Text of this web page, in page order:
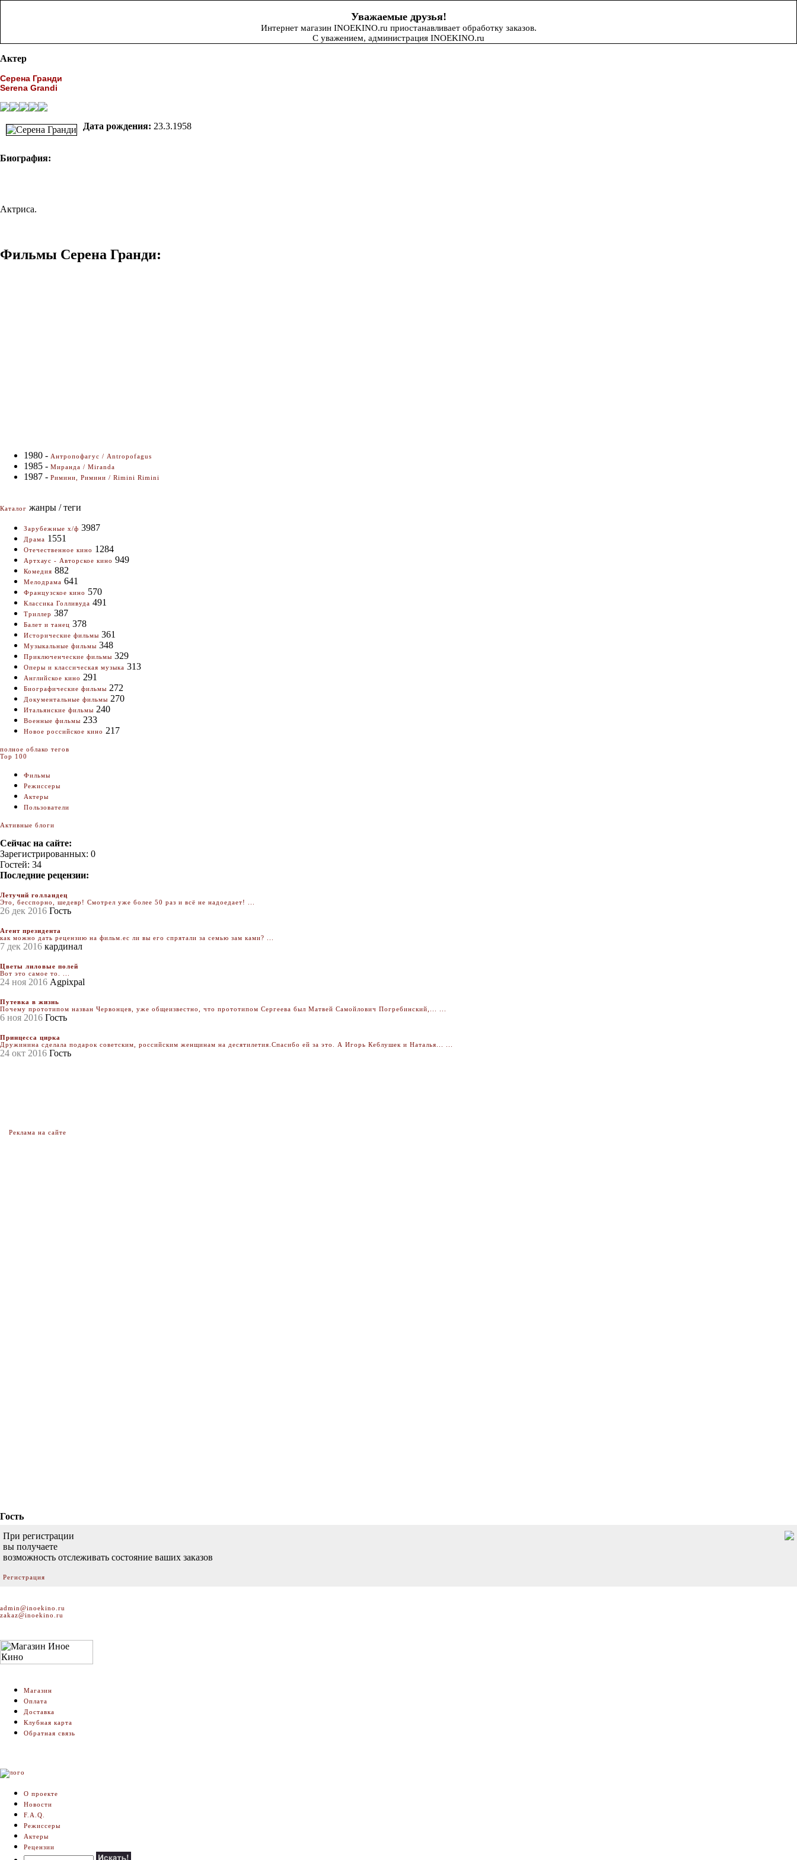
Уважаемые друзья!
Интернет магазин INOEKINO.ru приостанавливает обработку заказов.
С уважением, администрация INOEKINO.ru
Актер
Серена Гранди
Serena Grandi
Дата рождения: 23.3.1958
Биография:
Актриса.
Фильмы Серена Гранди:
1980 - Антропофагус / Antropofagus
1985 - Миранда / Miranda
1987 - Римини, Римини / Rimini Rimini
Каталог жанры / теги
Зарубежные х/ф 3987
Драма 1551
Отечественное кино 1284
Артхаус - Авторское кино 949
Комедия 882
Мелодрама 641
Французское кино 570
Классика Голливуда 491
Триллер 387
Балет и танец 378
Исторические фильмы 361
Музыкальные фильмы 348
Приключенческие фильмы 329
Оперы и классическая музыка 313
Английское кино 291
Биографические фильмы 272
Документальные фильмы 270
Итальянские фильмы 240
Военные фильмы 233
Новое российское кино 217
полное облако тегов
Top 100
Фильмы
Режиссеры
Актеры
Пользователи
Активные блоги
Сейчас на сайте:
Зарегистрированных: 0
Гостей: 34
Последние рецензии:
Летучий голландец
Это, бесспорно, шедевр! Смотрел уже более 50 раз и всё не надоедает! ...
26 дек 2016 Гость
Агент президента
как можно дать рецензию на фильм.ес ли вы его спрятали за семью зам ками? ...
7 дек 2016 кардинал
Цветы лиловые полей
Вот это самое то. ...
24 ноя 2016 Agpixpal
Путевка в жизнь
Почему прототипом назван Червонцев, уже общеизвестно, что прототипом Сергеева был Матвей Самойлович Погребинский,... ...
6 ноя 2016 Гость
Принцесса цирка
Дружинина сделала подарок советским, российским женщинам на десятилетия.Спасибо ей за это. А Игорь Кеблушек и Наталья... ...
24 окт 2016 Гость
Реклама на сайте
Гость
При регистрации
вы получаете
возможность отслеживать состояние ваших заказов
Регистрация
admin@inoekino.ru
zakaz@inoekino.ru
Магазин
Оплата
Доставка
Клубная карта
Обратная связь
О проекте
Новости
F.A.Q.
Режиссеры
Актеры
Рецензии